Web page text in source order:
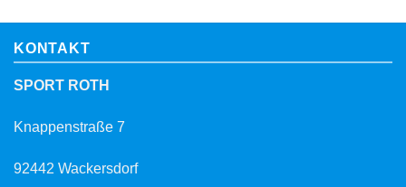
KONTAKT
SPORT ROTH
Knappenstraße 7
92442 Wackersdorf